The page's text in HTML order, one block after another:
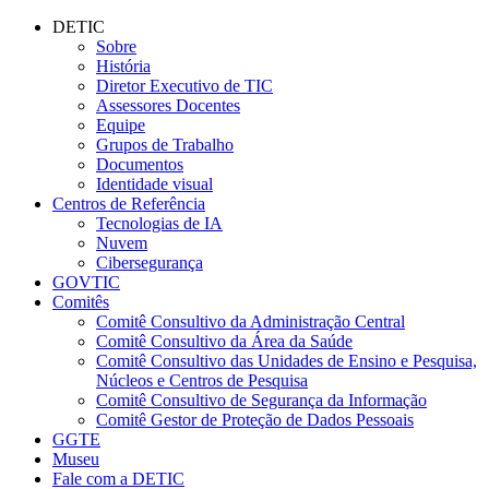
Conteúdo principal
DETIC
Sobre
História
Diretor Executivo de TIC
Assessores Docentes
Equipe
Grupos de Trabalho
Documentos
Identidade visual
Centros de Referência
Tecnologias de IA
Nuvem
Cibersegurança
GOVTIC
Comitês
Comitê Consultivo da Administração Central
Comitê Consultivo da Área da Saúde
Comitê Consultivo das Unidades de Ensino e Pesquisa,
Núcleos e Centros de Pesquisa
Comitê Consultivo de Segurança da Informação
Comitê Gestor de Proteção de Dados Pessoais
GGTE
Museu
Fale com a DETIC